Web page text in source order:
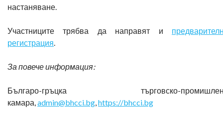
настаняване.
Участниците трябва да направят и
регистрация.
За повече информация:
Българо-гръцка търговско-
камара,admin@bhcci.bg,https://bhcci.bg